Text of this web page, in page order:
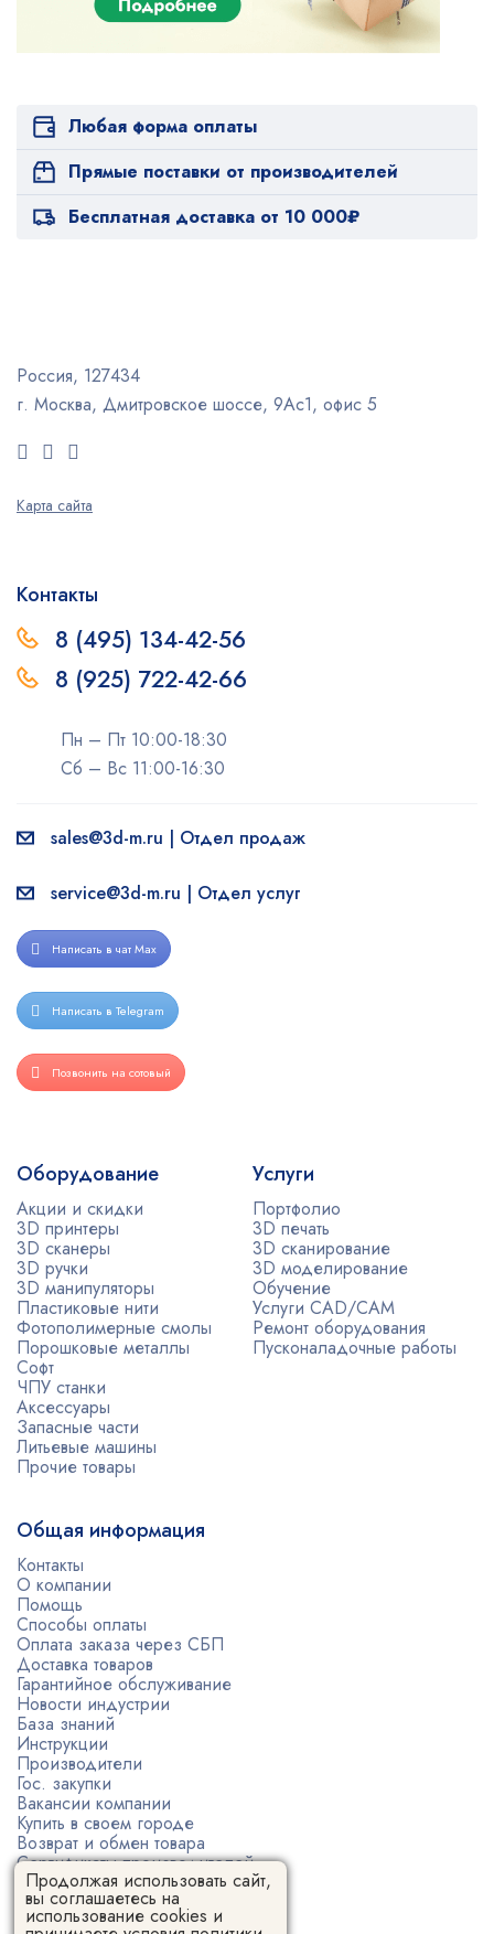
Любая форма оплаты
Прямые поставки от производителей
Бесплатная доставка от 10 000₽
Россия, 127434
г. Москва, Дмитровское шоссе, 9Ас1, офис 5
Карта сайта
Контакты
8 (495) 134-42-56
8 (925) 722-42-66
Пн – Пт 10:00-18:30
Сб – Вс 11:00-16:30
sales@3d-m.ru | Отдел продаж
service@3d-m.ru | Отдел услуг
Написать в чат Max
Написать в Telegram
Позвонить на сотовый
Оборудование
Акции и скидки
3D принтеры
3D сканеры
3D ручки
3D манипуляторы
Пластиковые нити
Фотополимерные смолы
Порошковые металлы
Софт
ЧПУ станки
Аксессуары
Запасные части
Литьевые машины
Прочие товары
Услуги
Портфолио
3D печать
3D сканирование
3D моделирование
Обучение
Услуги CAD/CAM
Ремонт оборудования
Пусконаладочные работы
Общая информация
Контакты
О компании
Помощь
Способы оплаты
Оплата заказа через СБП
Доставка товаров
Гарантийное обслуживание
Новости индустрии
База знаний
Инструкции
Производители
Гос. закупки
Вакансии компании
Купить в своем городе
Возврат и обмен товара
Сертификаты производителей
Политика конфиденциальности
Пользовательское соглашение
Продолжая использовать сайт,
вы соглашаетесь на
использование cookies и